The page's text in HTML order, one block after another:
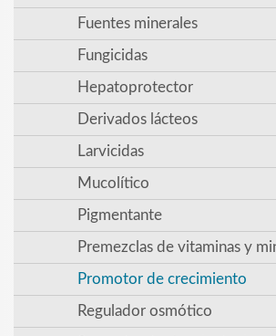
Fuentes minerales
Fungicidas
Hepatoprotector
Derivados lácteos
Larvicidas
Mucolítico
Pigmentante
Premezclas de vitaminas y
Promotor de crecimiento
Regulador osmótico